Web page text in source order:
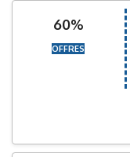
60%
OFFRES